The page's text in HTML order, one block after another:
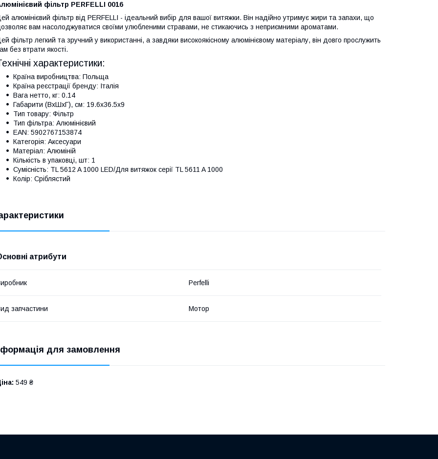
фільтр PERFELLI 0016
алюмінієвий фільтр від PERFELLI - ідеальний вибір для вашої витяжки. Він надійно утримує жири та запахи, що
вам насолоджуватися своїми улюбленими стравами, не стикаючись з неприємними ароматами.
фільтр легкий та зручний у використанні, а завдяки високоякісному алюмінієвому матеріалу, він довго прослужить
без втрати якості.
характеристики:
Країна виробництва: Польща
Країна реєстрації бренду: Італія
Вага нетто, кг: 0.14
Габарити (ВxШxГ), см: 19.6x36.5x9
Тип товару: Фільтр
Тип фільтра: Алюмінієвий
EAN: 5902767153874
Категорія: Аксесуари
Матеріал: Алюміній
Кількість в упаковці, шт: 1
Сумісність: TL 5612 A 1000 LED/Для витяжок серії TL 5611 A 1000
Колір: Сріблястий
атрибути
Perfelli
запчастини Мотор
для замовлення
549 ₴